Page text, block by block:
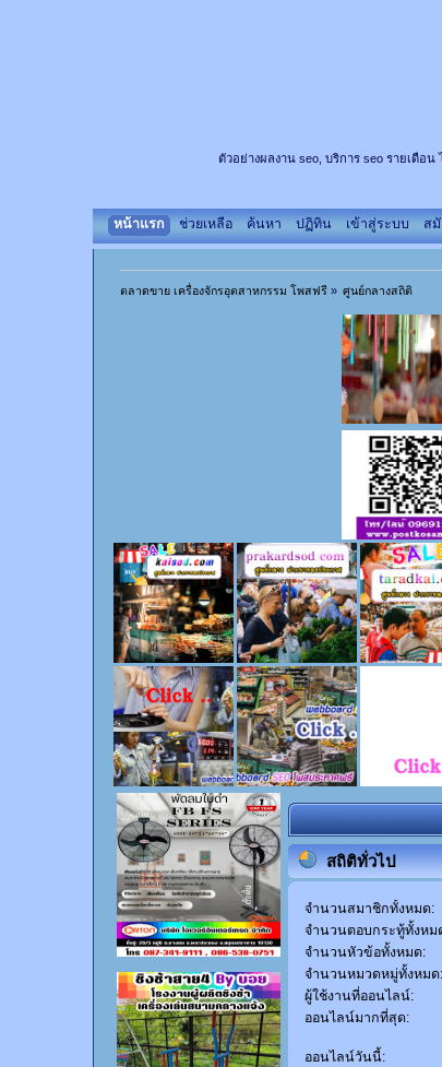
ตัวอย่างผลงาน seo, บริการ seo รายเดือ
หน้าแรก ช่วยเหลือ ค้นหา ปฏิทิน เข้าสู่ระบบ ส
ตลาดขาย เครื่องจักรอุตสาหกรรม โพสฟรี » ศูนย์กลางสถิติ
สถิติทั่วไป
จำนวนสมาชิกทั้งหมด:
จำนวนตอบกระทู้ทั้งหม
จำนวนหัวข้อทั้งหมด:
จำนวนหมวดหมู่ทั้งหมด:
ผู้ใช้งานที่ออนไลน์:
ออนไลน์มากที่สุด:
ออนไลน์วันนี้: